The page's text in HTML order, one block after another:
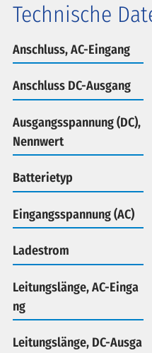
Technische
Anschluss, AC-Eingang
Anschluss DC-Ausgang
Ausgangsspannung (DC),
Nennwert
Batterietyp
Eingangsspannung (AC)
Ladestrom
Leitungslänge, AC-Einga
ng
Leitungslänge, DC-Ausga